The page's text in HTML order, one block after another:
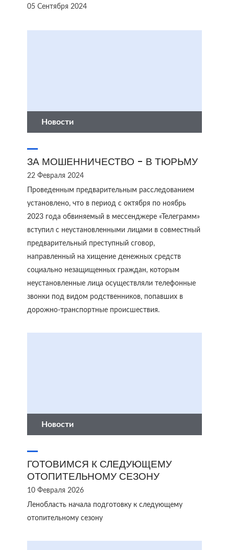
05 Сентября 2024
Новости
ЗА МОШЕННИЧЕСТВО - В ТЮРЬМУ
22 Февраля 2024
Проведенным предварительным расследованием
установлено, что в период с октября по ноябрь
2023 года обвиняемый в мессенджере «Телеграмм»
вступил с неустановленными лицами в совместный
предварительный преступный сговор,
направленный на хищение денежных средств
социально незащищенных граждан, которым
неустановленные лица осуществляли телефонные
звонки под видом родственников, попавших в
дорожно-транспортные происшествия.
Новости
ГОТОВИМСЯ К СЛЕДУЮЩЕМУ
ОТОПИТЕЛЬНОМУ СЕЗОНУ
10 Февраля 2026
Ленобласть начала подготовку к следующему
отопительному сезону